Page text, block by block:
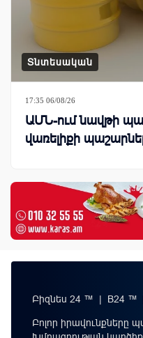
Տնտեսական
17:35 06/08/26
ԱՄՆ-ում նավթի
վառելիքի
Բիզնես 24 ™ | B24 ™
Բոլոր իրավունքները